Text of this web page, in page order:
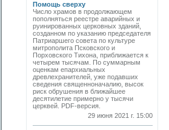
Помощь сверху
Число храмов в продолжающем
пополняться реестре аварийных и
руинированных церковных зданий,
созданном по указанию председателя
Патриаршего совета по культуре
митропо­лита Псковского и
Порховского Тихона, приближается к
четырем тысячам. По суммарным
оценкам епархиальных
древлехранителей, уже подавших
сведения священноначалию, высок
риск обрушения в ближайшее
десятилетие примерно у тысячи
церквей. PDF-версия.
29 июня 2021 г. 15:00